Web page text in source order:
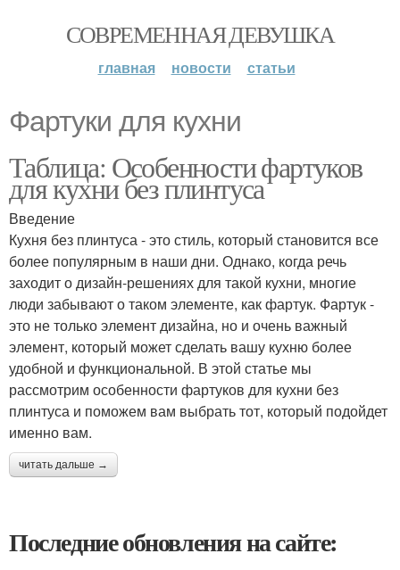
СОВРЕМЕННАЯ ДЕВУШКА
главная новости статьи
Фартуки для кухни
Таблица: Особенности фартуков
для кухни без плинтуса
Введение
Кухня без плинтуса - это стиль, который становится все
более популярным в наши дни. Однако, когда речь
заходит о дизайн-решениях для такой кухни, многие
люди забывают о таком элементе, как фартук. Фартук -
это не только элемент дизайна, но и очень важный
элемент, который может сделать вашу кухню более
удобной и функциональной. В этой статье мы
рассмотрим особенности фартуков для кухни без
плинтуса и поможем вам выбрать тот, который подойдет
именно вам.
читать дальше →
Последние обновления на сайте: